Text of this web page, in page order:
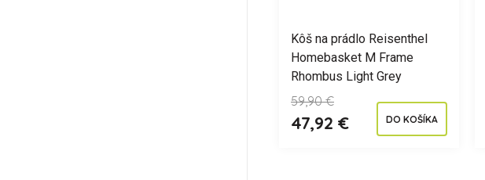
Kôš na prádlo Reisenthel
Homebasket M Frame
Rhombus Light Grey
59,90 €
47,92 € DO KOŠÍKA